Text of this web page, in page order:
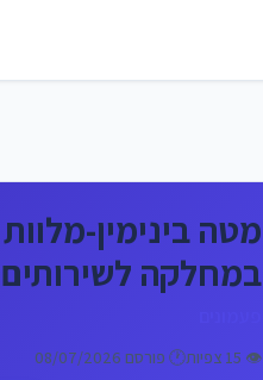
מטה בינימין-
במחלקה
👁️ 15 צפיות 🕐 פורסם 08/07/2026